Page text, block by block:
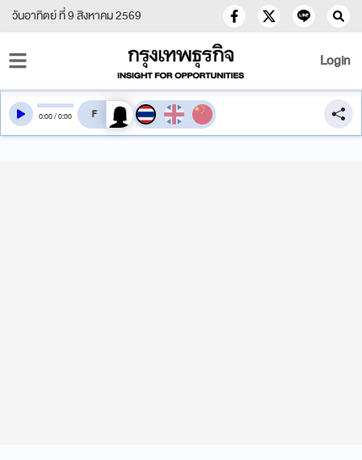
วันอาทิตย์ ที่ 9 สิงหาคม 2569
Login
0:00/0:00 สลับเสียงอ่าน